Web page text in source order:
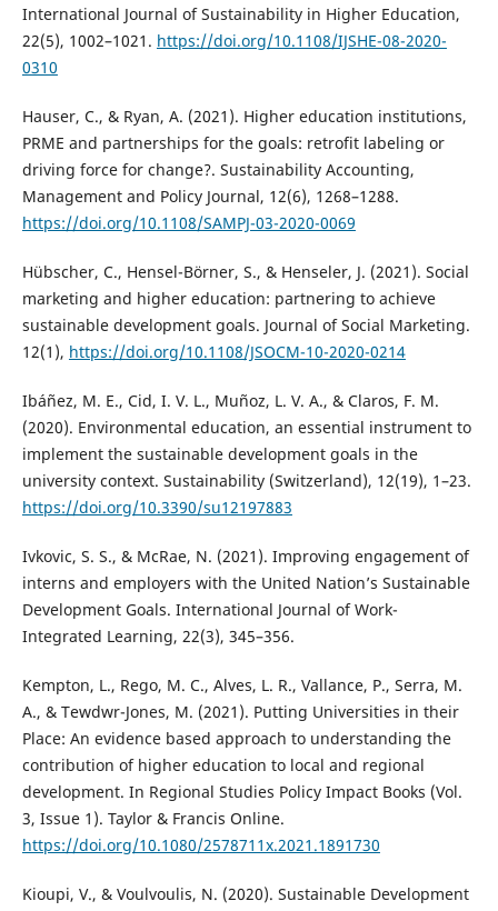
International Journal of Sustainability in Higher Education,
22(5), 1002–1021. https://doi.org/10.1108/IJSHE-08-2020-
0310
Hauser, C., & Ryan, A. (2021). Higher education institutions,
PRME and partnerships for the goals: retrofit labeling or
driving force for change?. Sustainability Accounting,
Management and Policy Journal, 12(6), 1268–1288.
https://doi.org/10.1108/SAMPJ-03-2020-0069
Hübscher, C., Hensel-Börner, S., & Henseler, J. (2021). Social
marketing and higher education: partnering to achieve
sustainable development goals. Journal of Social Marketing.
12(1), https://doi.org/10.1108/JSOCM-10-2020-0214
Ibáñez, M. E., Cid, I. V. L., Muñoz, L. V. A., & Claros, F. M.
(2020). Environmental education, an essential instrument to
implement the sustainable development goals in the
university context. Sustainability (Switzerland), 12(19), 1–23.
https://doi.org/10.3390/su12197883
Ivkovic, S. S., & McRae, N. (2021). Improving engagement of
interns and employers with the United Nation’s Sustainable
Development Goals. International Journal of Work-
Integrated Learning, 22(3), 345–356.
Kempton, L., Rego, M. C., Alves, L. R., Vallance, P., Serra, M.
A., & Tewdwr-Jones, M. (2021). Putting Universities in their
Place: An evidence based approach to understanding the
contribution of higher education to local and regional
development. In Regional Studies Policy Impact Books (Vol.
3, Issue 1). Taylor & Francis Online.
https://doi.org/10.1080/2578711x.2021.1891730
Kioupi, V., & Voulvoulis, N. (2020). Sustainable Development